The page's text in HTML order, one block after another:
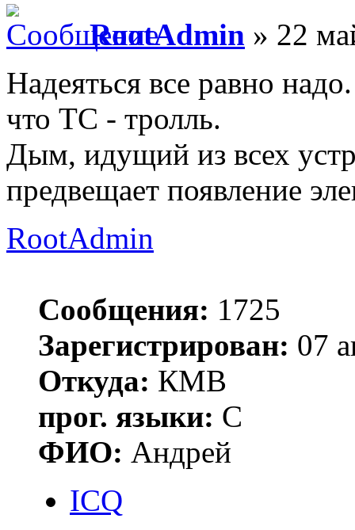
RootAdmin » 22
Надеяться все равно
что ТС - тролль.
Дым, идущий из всех
предвещает появление
RootAdmin
Сообщения: 1725
Зарегистрирован: 07
Откуда: КМВ
прог. языки: C
ФИО: Андрей
ICQ